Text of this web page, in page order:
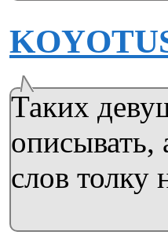
Таких
описывать,
слов толку